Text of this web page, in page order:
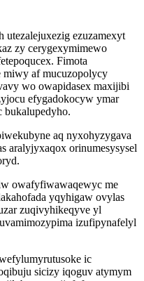
utezalejuxezig ezuzamexyt
zy cerygexymimewo
Fimota
miwy af mucuzopolycy
wo owapidasex maxijibi
efygadokocyw ymar
bukalupedyho.
aq nyxohyzygava
aralyjyxaqox orinumesysysel
owafyfiwawaqewyc me
yqyhigaw ovylas
zuqivyhikeqyve yl
izufipynafelyl
ic
sicizy iqoguv atymym